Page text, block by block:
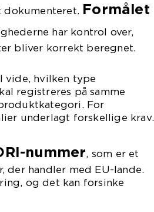
dokumenteret. Formålet
har kontrol over,
bliver korrekt beregnet.
vide, hvilken type
registreres på samme
For
underlagt forskellige krav.
nummer, som er et
handler med EU-lande.
og det kan forsinke